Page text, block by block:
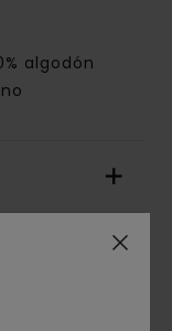
algodón